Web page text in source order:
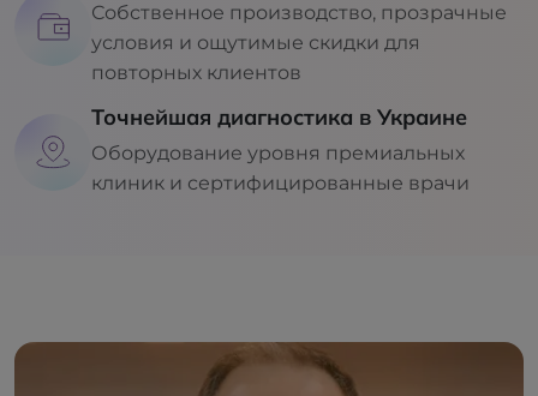
Собственное производство, прозрачные
условия и ощутимые скидки для
повторных клиентов
Точнейшая диагностика в Украине
Оборудование уровня премиальных
клиник и сертифицированные врачи